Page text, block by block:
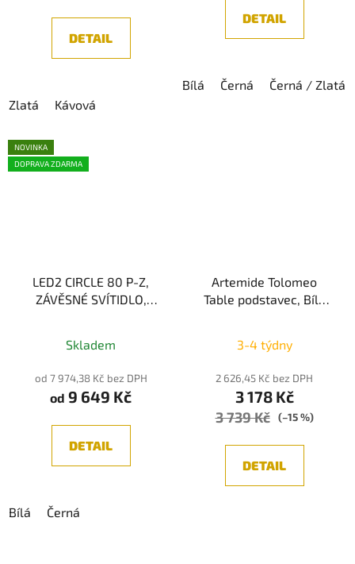
5
DETAIL
Zlatá Kávová
z
DETAIL
Bílá Černá Černá / Zlatá
NOVINKA
DOPRAVA ZDARMA
LED2 CIRCLE 80 P-Z,
ZÁVĚSNÉ SVÍTIDLO,
Skladem
od 7 974,38 Kč bez DPH
od 9 649 Kč
DETAIL
Bílá Černá
Artemide Tolomeo
Table podstavec, Bílá
hodnocení
produktu
je
5,0
5
3-4 týdny
2 626,45 Kč bez DPH
3 178 Kč
3 739 Kč (–15 %)
DETAIL